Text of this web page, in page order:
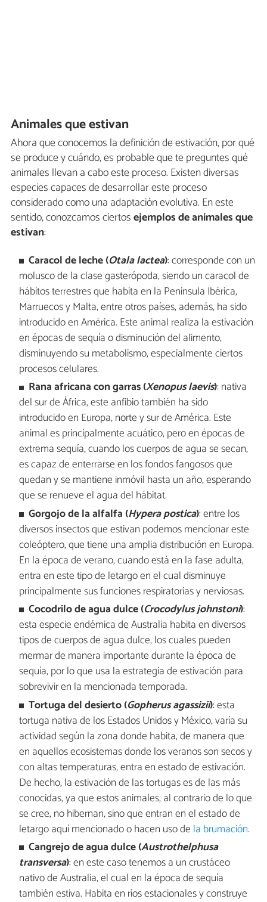
Animales que estivan
Ahora que conocemos la definición de estivación, por qué
se produce y cuándo, es probable que te preguntes qué
animales llevan a cabo este proceso. Existen diversas
especies capaces de desarrollar este proceso
considerado como una adaptación evolutiva. En este
sentido, conozcamos ciertosejemplos de animales que
estivan:
Caracol de leche (Otala lactea): corresponde con un
molusco de la clase gasterópoda, siendo un caracol de
hábitos terrestres que habita en la Península Ibérica,
Marruecos y Malta, entre otros países, además, ha sido
introducido en América. Este animal realiza la estivación
en épocas de sequía o disminución del alimento,
disminuyendo su metabolismo, especialmente ciertos
procesos celulares.
Rana africana con garras (Xenopus laevis): nativa
del sur de África, este anfibio también ha sido
introducido en Europa, norte y sur de América. Este
animal es principalmente acuático, pero en épocas de
extrema sequía, cuando los cuerpos de agua se secan,
es capaz de enterrarse en los fondos fangosos que
quedan y se mantiene inmóvil hasta un año, esperando
que se renueve el agua del hábitat.
Gorgojo de la alfalfa (Hypera postica): entre los
diversos insectos que estivan podemos mencionar este
coleóptero, que tiene una amplia distribución en Europa.
En la época de verano, cuando está en la fase adulta,
entra en este tipo de letargo en el cual disminuye
principalmente sus funciones respiratorias y nerviosas.
Cocodrilo de agua dulce (Crocodylus johnstoni):
esta especie endémica de Australia habita en diversos
tipos de cuerpos de agua dulce, los cuales pueden
mermar de manera importante durante la época de
sequía, por lo que usa la estrategia de estivación para
sobrevivir en la mencionada temporada.
Tortuga del desierto (Gopherus agassizii): esta
tortuga nativa de los Estados Unidos y México, varía su
actividad según la zona donde habita, de manera que
en aquellos ecosistemas donde los veranos son secos y
con altas temperaturas, entra en estado de estivación.
De hecho, la estivación de las tortugas es de las más
conocidas, ya que estos animales, al contrario de lo que
se cree, no hibernan, sino que entran en el estado de
letargo aquí mencionado o hacen uso de la brumación.
Cangrejo de agua dulce (Austrothelphusa
transversa): en este caso tenemos a un crustáceo
nativo de Australia, el cual en la época de sequía
también estiva. Habita en ríos estacionales y construye